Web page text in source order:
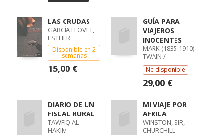
LAS CRUDAS
GARCÍA LLOVET,
ESTHER
Disponible en 2
semanas
15,00 €
GUÍA PARA
VIAJEROS
INOCENTES
MARK (1835-1910)
TWAIN /
TWAIN,MARK
No disponible
29,00 €
DIARIO DE UN
FISCAL RURAL
TAWFIQ AL-
HAKIM
MI VIAJE POR
AFRICA
WINSTON, SIR,
CHURCHILL